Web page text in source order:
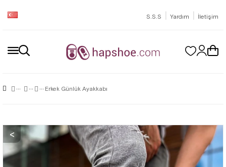
S.S.S | Yardım | İletişim
Erkek Günlük Ayakkabı